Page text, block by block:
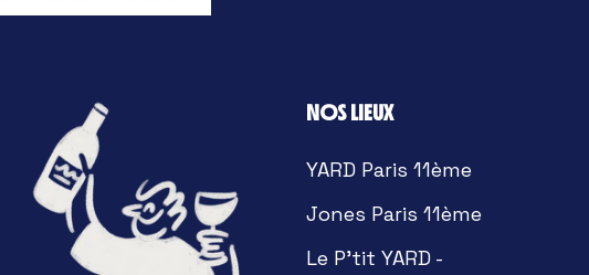
NOS LIEUX
YARD Paris 11ème
Jones Paris 11ème
Le P'tit YARD -